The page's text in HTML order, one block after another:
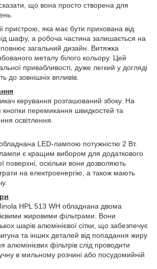
що вона просто створена для
пристрою, яка має бути прихована від
шафу, а робоча частина залишається на
загальний дизайн. Витяжка
металу білого кольору. Цей
привабливості, дуже легкий у догляді
до зовнішніх впливів.
керування розташований збоку. На
кнопки перемикання швидкостей та
освітлення.
LED-лампою потужністю 2 Вт.
лампи є кращим вибором для додаткового
поверхні, оскільки вони дозволяють
на електроенергію, а також мають
HPL 513 WH обладнана двома
жировими фільтрами. Вони
шарів алюмінієвої сітки, що забезпечує
та інших деталей від попадання жиру
фільтрів слід проводити
в мильному розчині або посудомийній